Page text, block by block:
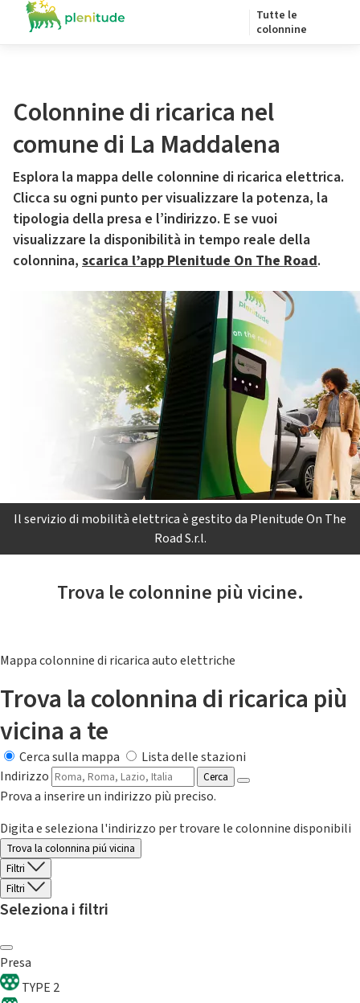
Tutte le
colonnine
Colonnine di ricarica nel
comune di La Maddalena
Esplora la mappa delle colonnine di ricarica elettrica.
Clicca su ogni punto per visualizzare la potenza, la
tipologia della presa e l’indirizzo. E se vuoi
visualizzare la disponibilità in tempo reale della
colonnina, scarica l’app Plenitude On The Road.
Il servizio di mobilità elettrica è gestito da Plenitude On The
Road S.r.l.
Trova le colonnine più vicine.
Mappa colonnine di ricarica auto elettriche
Trova la colonnina di ricarica più
vicina a te
Cerca sulla mappa
Lista delle stazioni
Indirizzo
Cerca
Prova a inserire un indirizzo più preciso.
Digita e seleziona l'indirizzo per trovare le colonnine disponibili
Trova la colonnina piú vicina
Filtri
Filtri
Seleziona i filtri
Presa
TYPE 2